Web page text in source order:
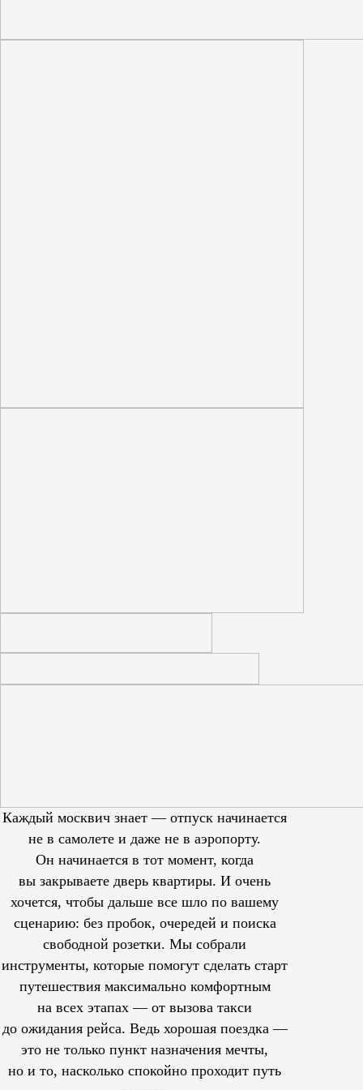
Каждый москвич знает — отпуск начинается
не в самолете и даже не в аэропорту.
Он начинается в тот момент, когда
вы закрываете дверь квартиры. И очень
хочется, чтобы дальше все шло по вашему
сценарию: без пробок, очередей и поиска
свободной розетки. Мы собрали
инструменты, которые помогут сделать старт
путешествия максимально комфортным
на всех этапах — от вызова такси
до ожидания рейса. Ведь хорошая поездка —
это не только пункт назначения мечты,
но и то, насколько спокойно проходит путь